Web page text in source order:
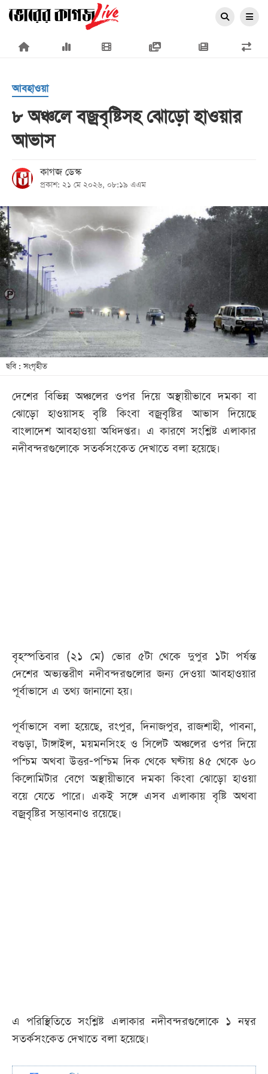
×
প্রচ্ছদ
জাতীয়
রাজনীতি
অর্থনীতি
আন্তর্জাতিক
সারাদেশ
খেলা
বিনোদন
লাইফ
স্টাইল
শিক্ষা
সব
বিভাগ
আবহাওয়া
৮ অঞ্চলে বজ্রবৃষ্টিসহ ঝোড়ো হাওয়ার
আভাস
কাগজ ডেস্ক
প্রকাশ: ২১ মে ২০২৬, ০৮:১৯ এএম
ছবি : সংগৃহীত
দেশের বিভিন্ন অঞ্চলের ওপর দিয়ে অস্থায়ীভাবে দমকা বা
ঝোড়ো হাওয়াসহ বৃষ্টি কিংবা বজ্রবৃষ্টির আভাস দিয়েছে
বাংলাদেশ আবহাওয়া অধিদপ্তর। এ কারণে সংশ্লিষ্ট এলাকার
নদীবন্দরগুলোকে সতর্কসংকেত দেখাতে বলা হয়েছে।
বৃহস্পতিবার (২১ মে) ভোর ৫টা থেকে দুপুর ১টা পর্যন্ত
দেশের অভ্যন্তরীণ নদীবন্দরগুলোর জন্য দেওয়া আবহাওয়ার
পূর্বাভাসে এ তথ্য জানানো হয়।
পূর্বাভাসে বলা হয়েছে, রংপুর, দিনাজপুর, রাজশাহী, পাবনা,
বগুড়া, টাঙ্গাইল, ময়মনসিংহ ও সিলেট অঞ্চলের ওপর দিয়ে
পশ্চিম অথবা উত্তর-পশ্চিম দিক থেকে ঘণ্টায় ৪৫ থেকে ৬০
কিলোমিটার বেগে অস্থায়ীভাবে দমকা কিংবা ঝোড়ো হাওয়া
বয়ে যেতে পারে। একই সঙ্গে এসব এলাকায় বৃষ্টি অথবা
বজ্রবৃষ্টির সম্ভাবনাও রয়েছে।
এ পরিস্থিতিতে সংশ্লিষ্ট এলাকার নদীবন্দরগুলোকে ১ নম্বর
সতর্কসংকেত দেখাতে বলা হয়েছে।